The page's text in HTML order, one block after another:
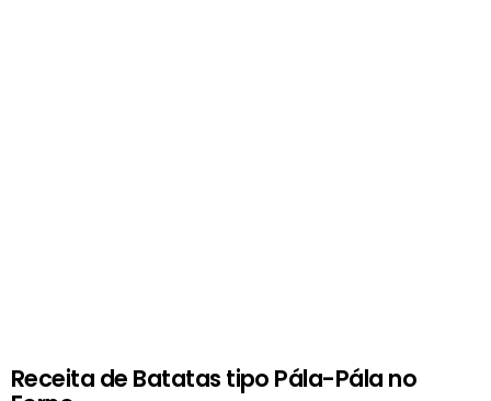
Receita de Batatas tipo Pála-Pála no